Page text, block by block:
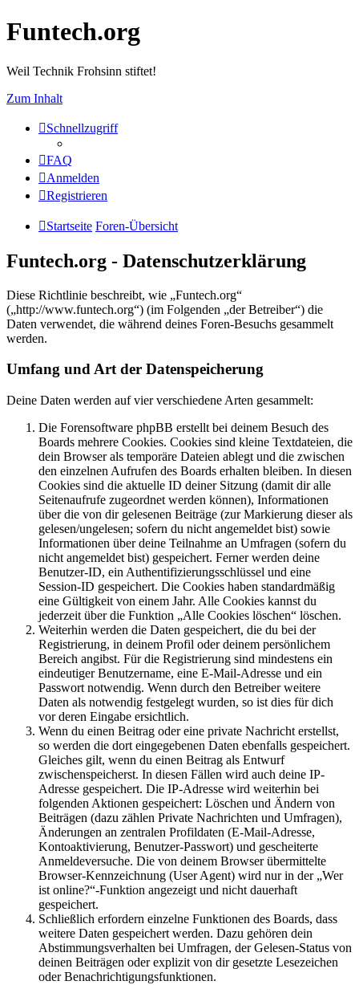
Funtech.org
Weil Technik Frohsinn stiftet!
Zum Inhalt
Schnellzugriff
FAQ
Anmelden
Registrieren
Startseite Foren-Übersicht
Funtech.org - Datenschutzerklärung
Diese Richtlinie beschreibt, wie „Funtech.org“
(„http://www.funtech.org“) (im Folgenden „der Betreiber“) die
Daten verwendet, die während deines Foren-Besuchs gesammelt
werden.
Umfang und Art der Datenspeicherung
Deine Daten werden auf vier verschiedene Arten gesammelt:
Die Forensoftware phpBB erstellt bei deinem Besuch des
Boards mehrere Cookies. Cookies sind kleine Textdateien, die
dein Browser als temporäre Dateien ablegt und die zwischen
den einzelnen Aufrufen des Boards erhalten bleiben. In diesen
Cookies sind die aktuelle ID deiner Sitzung (damit dir alle
Seitenaufrufe zugeordnet werden können), Informationen
über die von dir gelesenen Beiträge (zur Markierung dieser als
gelesen/ungelesen; sofern du nicht angemeldet bist) sowie
Informationen über deine Teilnahme an Umfragen (sofern du
nicht angemeldet bist) gespeichert. Ferner werden deine
Benutzer-ID, ein Authentifizierungsschlüssel und eine
Session-ID gespeichert. Die Cookies haben standardmäßig
eine Gültigkeit von einem Jahr. Alle Cookies kannst du
jederzeit über die Funktion „Alle Cookies löschen“ löschen.
Weiterhin werden die Daten gespeichert, die du bei der
Registrierung, in deinem Profil oder deinem persönlichem
Bereich angibst. Für die Registrierung sind mindestens ein
eindeutiger Benutzername, eine E-Mail-Adresse und ein
Passwort notwendig. Wenn durch den Betreiber weitere
Daten als notwendig festgelegt wurden, so ist dies für dich
vor deren Eingabe ersichtlich.
Wenn du einen Beitrag oder eine private Nachricht erstellst,
so werden die dort eingegebenen Daten ebenfalls gespeichert.
Gleiches gilt, wenn du einen Beitrag als Entwurf
zwischenspeicherst. In diesen Fällen wird auch deine IP-
Adresse gespeichert. Die IP-Adresse wird weiterhin bei
folgenden Aktionen gespeichert: Löschen und Ändern von
Beiträgen (dazu zählen Private Nachrichten und Umfragen),
Änderungen an zentralen Profildaten (E-Mail-Adresse,
Kontoaktivierung, Benutzer-Passwort) und gescheiterte
Anmeldeversuche. Die von deinem Browser übermittelte
Browser-Kennzeichnung (User Agent) wird nur in der „Wer
ist online?“-Funktion angezeigt und nicht dauerhaft
gespeichert.
Schließlich erfordern einzelne Funktionen des Boards, dass
weitere Daten gespeichert werden. Dazu gehören dein
Abstimmungsverhalten bei Umfragen, der Gelesen-Status von
deinen Beiträgen oder explizit von dir gesetzte Lesezeichen
oder Benachrichtigungsfunktionen.